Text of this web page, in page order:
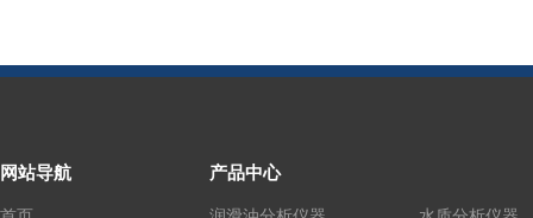
网站导航 产品中心